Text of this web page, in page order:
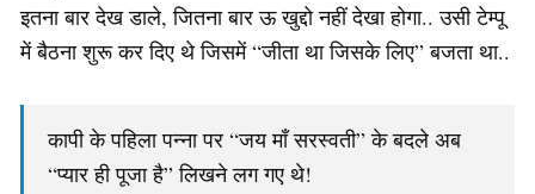
इतना बार देख डाले, जितना बार ऊ खुद्दो नहीं देखा होगा.. उसी टेम्पू
में बैठना शुरू कर दिए थे जिसमें “जीता था जिसके लिए” बजता था..
कापी के पहिला पन्ना पर “जय माँ सरस्वती” के बदले अब
“प्यार ही पूजा है” लिखने लग गए थे!